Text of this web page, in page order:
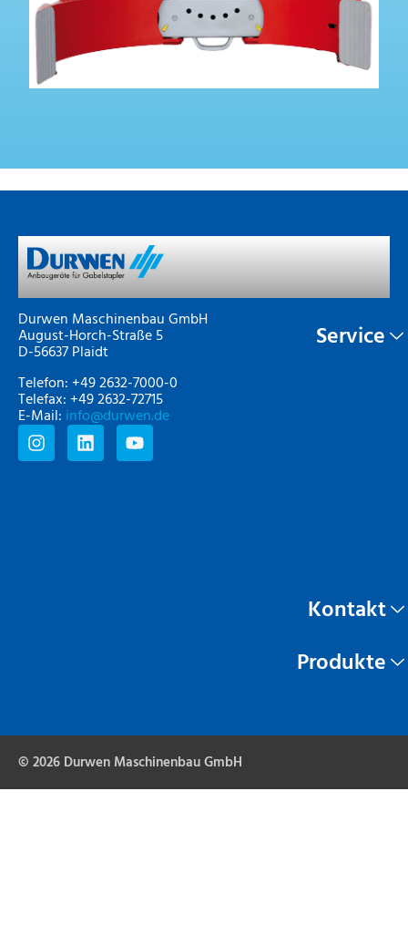
Durwen Maschinenbau GmbH
August-Horch-Straße 5
D-56637 Plaidt
Telefon: +49 2632-7000-0
Telefax: +49 2632-72715
E-Mail: info@durwen.de
Service
Kontakt
Produkte
© 2026 Durwen Maschinenbau GmbH